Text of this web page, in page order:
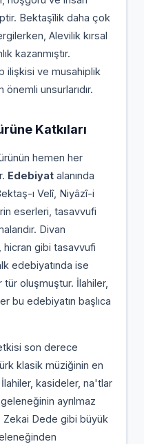
Bektaşîlik daha çok
Alevilik kırsal
kazanmıştır.
ilişkisi ve musahiplik
unsurlarıdır.
Katkıları
hemen her
Edebiyatalanında
ı Velî, Niyâzî-i
eserleri, tasavvufi
Divan
hicran gibi tasavvufi
edebiyatında ise
tür oluşmuştur. İlahiler,
bu edebiyatın başlıca
son derece
klasik müziğinin en
kasideler, na'tlar
ayrılmaz
Zekai Dede gibi büyük